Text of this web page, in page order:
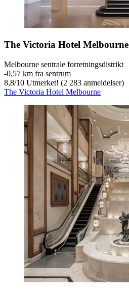
The Victoria Hotel Melbourne
Melbourne sentrale forretningsdistrikt
‐0,57 km fra sentrum
8,8/10 Utmerket! (2 283 anmeldelser)
The Victoria Hotel Melbourne